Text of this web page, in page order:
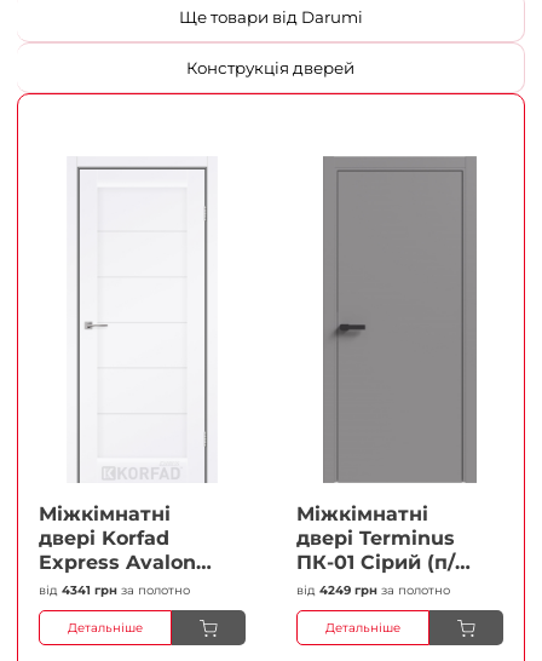
Ще товари від Darumi
Конструкція дверей
Міжкімнатні
двері Korfad
Express Avalon
Білий мат
Кристал
Антискретч
від 4341 грн за полотно
Детальніше
Міжкімнатні
двері Terminus
ПК-01 Сірий (п/п)
Глухі Плівка
від 4249 грн за полотно
Детальніше